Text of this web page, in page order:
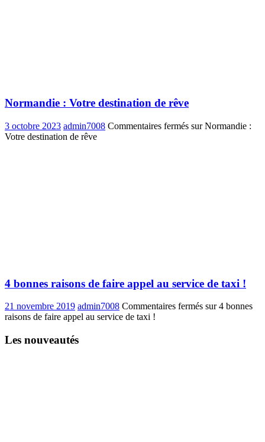
Normandie : Votre destination de rêve
3 octobre 2023 admin7008 Commentaires fermés sur Normandie :
Votre destination de rêve
4 bonnes raisons de faire appel au service de taxi !
21 novembre 2019 admin7008 Commentaires fermés sur 4 bonnes
raisons de faire appel au service de taxi !
Les nouveautés